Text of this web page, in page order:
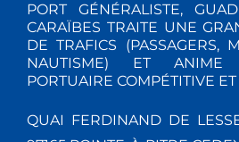
PORT GÉNÉRALISTE,
CARAÏBES TRAITE UNE
DE TRAFICS (PASSAGERS,
NAUTISME) ET ANIME
PORTUAIRE COMPÉTITIVE
QUAI FERDINAND DE